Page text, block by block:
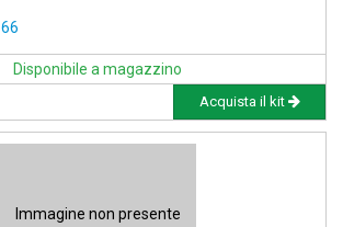
66
Disponibile a magazzino
Acquista il kit
Immagine non presente